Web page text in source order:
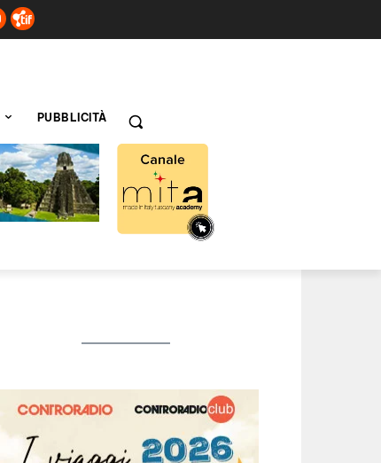
PUBBLICITÀ